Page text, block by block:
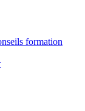
formation